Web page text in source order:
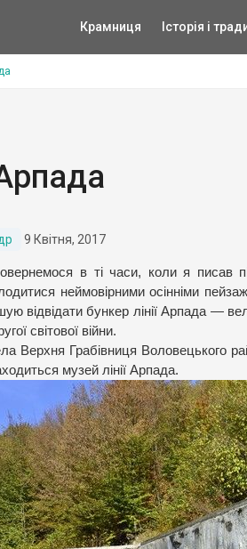
Крамниця Історія і
9 Квітня, 2017
в ті часи, коли я писав
неймовірними осінніми
відвідати бункер лінії Арпада —
світової війни.
Верхня Грабівниця Воловецького
музей лінії Арпада.